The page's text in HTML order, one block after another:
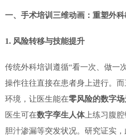
一、手术培训三维动画：重塑外
1. 风险转移与技能提升
传统外科培训遵循“看一次、做一
操作往往直接在患者身上进行。
环境，让医生能在零风险的数字场
医生可在数字孪生人体上练习腹腔
胆汁渗漏等突发状况。研究证实